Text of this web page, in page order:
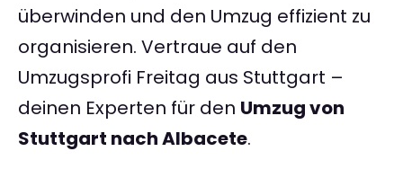
überwinden und den Umzug effizient zu
organisieren. Vertraue auf den
Umzugsprofi Freitag aus Stuttgart –
deinen Experten für den Umzug von
Stuttgart nach Albacete.